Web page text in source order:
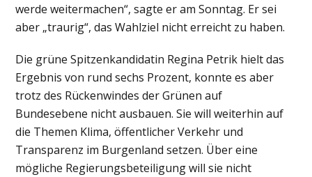
werde weitermachen“, sagte er am Sonntag. Er sei
aber „traurig“, das Wahlziel nicht erreicht zu haben.
Die grüne Spitzenkandidatin Regina Petrik hielt das
Ergebnis von rund sechs Prozent, konnte es aber
trotz des Rückenwindes der Grünen auf
Bundesebene nicht ausbauen. Sie will weiterhin auf
die Themen Klima, öffentlicher Verkehr und
Transparenz im Burgenland setzen. Über eine
mögliche Regierungsbeteiligung will sie nicht